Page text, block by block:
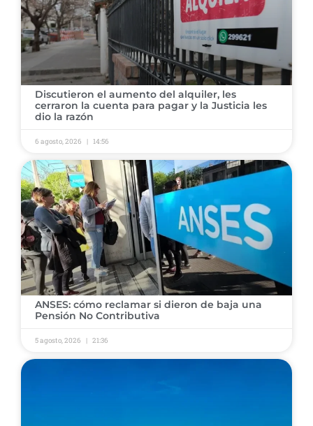
Discutieron el aumento del alquiler, les
cerraron la cuenta para pagar y la Justicia les
dio la razón
6 agosto, 2026 14:56
ANSES: cómo reclamar si dieron de baja una
Pensión No Contributiva
5 agosto, 2026 21:36